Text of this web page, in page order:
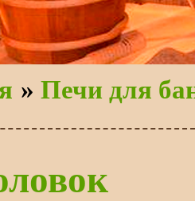
»Печи для